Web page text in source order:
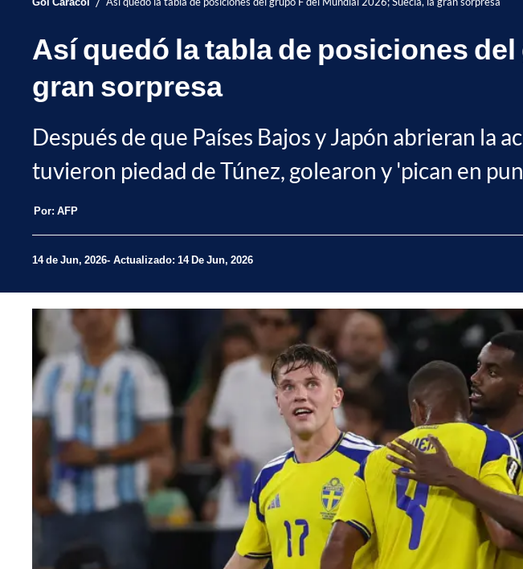
Así quedó la tabla de posiciones
gran sorpresa
Después de que Países Bajos y Japón abrieran la
tuvieron piedad de Túnez, golearon y 'pican en
Por: AFP
14 de Jun, 2026 Actualizado: 14 De Jun, 2026